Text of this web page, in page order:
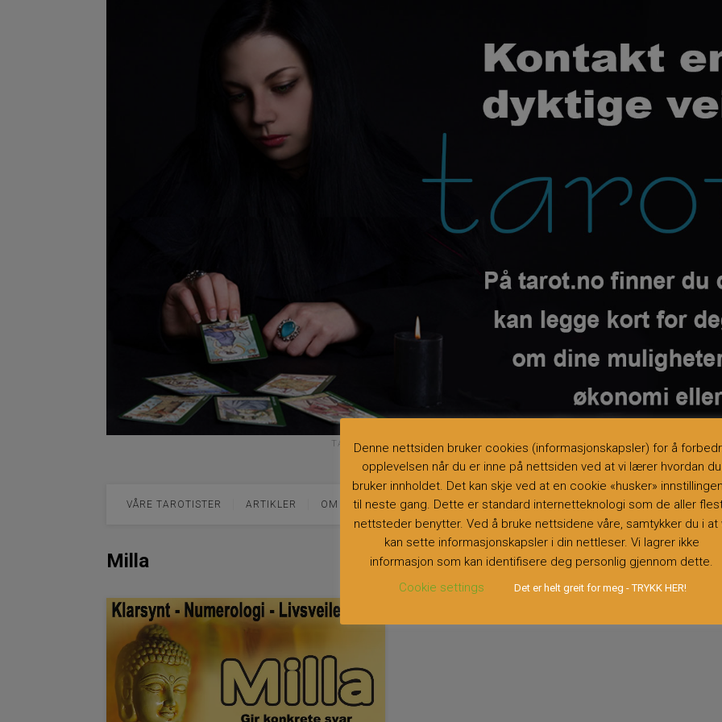
TAROT.NO ER EN KVALITETSKONTROLLERT TJENESTE LEVERT VIA
VÅRE TAROTISTER ARTIKLER OM TAROT.NO
Milla
Denne nettsiden bruker cookies (informasjonskapsler) for å
opplevelsen når du er inne på nettsiden ved at vi lærer hvordan du
bruker innholdet. Det kan skje ved at en cookie «husker»
til neste gang. Dette er standard internetteknologi som de aller
nettsteder benytter. Ved å bruke nettsidene våre, samtykker du i at
kan sette informasjonskapsler i din nettleser. Vi lagrer ikke
informasjon som kan identifisere deg personlig gjennom dette.
Cookie settings
Det er helt greit for meg - TRYKK HER!